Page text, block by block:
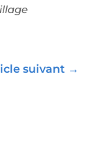
suivant →